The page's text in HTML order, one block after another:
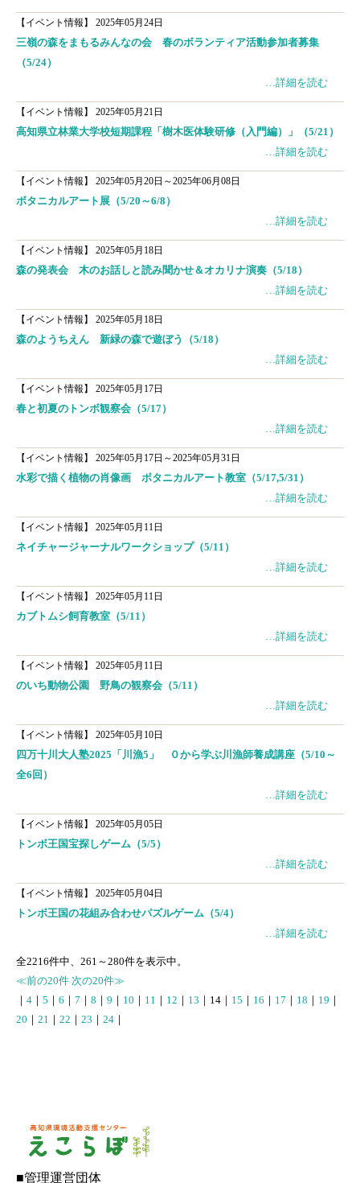
【イベント情報】
2025年05月24日
三嶺の森をまもるみんなの会 春のボランティア活動参加者募集
（5/24）
…詳細を読む
【イベント情報】
2025年05月21日
高知県立林業大学校短期課程「樹木医体験研修（入門編）」（5/21）
…詳細を読む
【イベント情報】
2025年05月20日～2025年06月08日
ボタニカルアート展（5/20～6/8）
…詳細を読む
【イベント情報】
2025年05月18日
森の発表会 木のお話しと読み聞かせ＆オカリナ演奏（5/18）
…詳細を読む
【イベント情報】
2025年05月18日
森のようちえん 新緑の森で遊ぼう（5/18）
…詳細を読む
【イベント情報】
2025年05月17日
春と初夏のトンボ観察会（5/17）
…詳細を読む
【イベント情報】
2025年05月17日～2025年05月31日
水彩で描く植物の肖像画 ボタニカルアート教室（5/17,5/31）
…詳細を読む
【イベント情報】
2025年05月11日
ネイチャージャーナルワークショップ（5/11）
…詳細を読む
【イベント情報】
2025年05月11日
カブトムシ飼育教室（5/11）
…詳細を読む
【イベント情報】
2025年05月11日
のいち動物公園 野鳥の観察会（5/11）
…詳細を読む
【イベント情報】
2025年05月10日
四万十川大人塾2025「川漁5」 ０から学ぶ川漁師養成講座（5/10～
全6回）
…詳細を読む
【イベント情報】
2025年05月05日
トンボ王国宝探しゲーム（5/5）
…詳細を読む
【イベント情報】
2025年05月04日
トンボ王国の花組み合わせパズルゲーム（5/4）
…詳細を読む
全2216件中、 261 ～280件を表示中。
≪前の20件 次の20件≫
4 5 6 7 8 9 10 11 12 13 14 15 16 17 18 19
20
21 22 23 24
■管理運営団体